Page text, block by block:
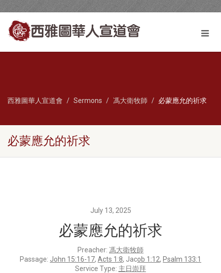
西雅圖華人宣道會 Sermons 馮大衛牧師 必蒙應允的祈求
必蒙應允的祈求
July 13, 2025
必蒙應允的祈求
Preacher: 馮大衛牧師
Passage: John 15:16-17, Acts 1:8, Jacob 1:12, Psalm 133:1
Service Type: 主日崇拜